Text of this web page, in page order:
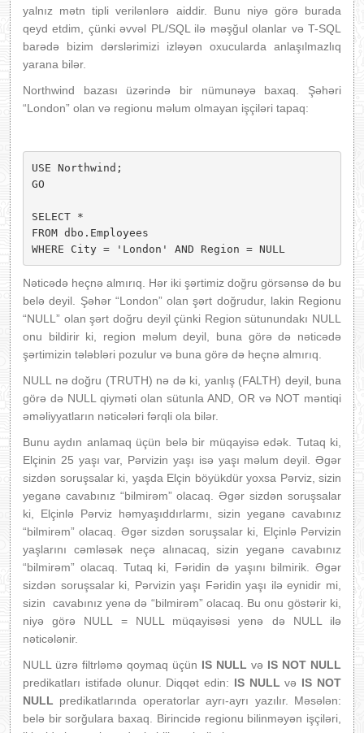
yalnız mətn tipli verilənlərə aiddir. Bunu niyə görə burada
qeyd etdim, çünki əvvəl PL/SQL ilə məşğul olanlar və T-SQL
barədə bizim dərslərimizi izləyən oxucularda anlaşılmazlıq
yarana bilər.
Northwind bazası üzərində bir nümunəyə baxaq. Şəhəri
“London” olan və regionu məlum olmayan işçiləri tapaq:
USE Northwind;
GO
SELECT *
FROM dbo.Employees
WHERE City = 'London' AND Region = NULL
Nəticədə heçnə almırıq. Hər iki şərtimiz doğru görsənsə də bu
belə deyil. Şəhər “London” olan şərt doğrudur, lakin Regionu
“NULL” olan şərt doğru deyil çünki Region sütunundakı NULL
onu bildirir ki, region məlum deyil, buna görə də nəticədə
şərtimizin tələbləri pozulur və buna görə də heçnə almırıq.
NULL nə doğru (TRUTH) nə də ki, yanlış (FALTH) deyil, buna
görə də NULL qiyməti olan sütunla AND, OR və NOT məntiqi
əməliyyatların nəticələri fərqli ola bilər.
Bunu aydın anlamaq üçün belə bir müqayisə edək. Tutaq ki,
Elçinin 25 yaşı var, Pərvizin yaşı isə yaşı məlum deyil. Əgər
sizdən soruşsalar ki, yaşda Elçin böyükdür yoxsa Pərviz, sizin
yeganə cavabınız “bilmirəm” olacaq. Əgər sizdən soruşsalar
ki, Elçinlə Pərviz həmyaşıddırlarmı, sizin yeganə cavabınız
“bilmirəm” olacaq. Əgər sizdən soruşsalar ki, Elçinlə Pərvizin
yaşlarını cəmləsək neçə alınacaq, sizin yeganə cavabınız
“bilmirəm” olacaq. Tutaq ki, Fəridin də yaşını bilmirik. Əgər
sizdən soruşsalar ki, Pərvizin yaşı Fəridin yaşı ilə eynidir mi,
sizin cavabınız yenə də “bilmirəm” olacaq. Bu onu göstərir ki,
niyə görə NULL = NULL müqayisəsi yenə də NULL ilə
nəticələnir.
NULL üzrə filtrləmə qoymaq üçün IS NULL və IS NOT NULL
predikatları istifadə olunur. Diqqət edin: IS NULL və IS NOT
NULL predikatlarında operatorlar ayrı-ayrı yazılır. Məsələn:
belə bir sorğulara baxaq. Birincidə regionu bilinməyən işçiləri,